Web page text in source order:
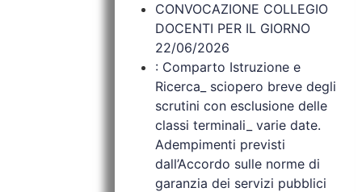
CONVOCAZIONE COLLEGIO
DOCENTI PER IL GIORNO
22/06/2026
: Comparto Istruzione e
Ricerca_ sciopero breve degli
scrutini con esclusione delle
classi terminali_ varie date.
Adempimenti previsti
dall’Accordo sulle norme di
garanzia dei servizi pubblici